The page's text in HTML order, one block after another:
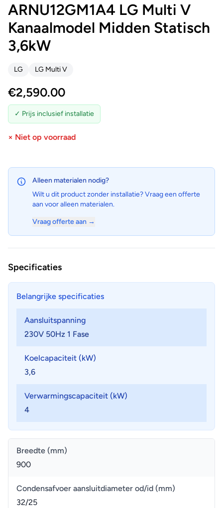
ARNU12GM1A4 LG Multi V
Kanaalmodel Midden Statisch
3,6kW
LG LG Multi V
€2,590.00
✓ Prijs inclusief installatie
× Niet op voorraad
Alleen materialen nodig?
Wilt u dit product zonder installatie? Vraag een offerte
aan voor alleen materialen.
Vraag offerte aan →
Specificaties
Belangrijke specificaties
Aansluitspanning
230V 50Hz 1 Fase
Koelcapaciteit (kW)
3,6
Verwarmingscapaciteit (kW)
4
Breedte (mm)
900
Condensafvoer aansluitdiameter od/id (mm)
32/25